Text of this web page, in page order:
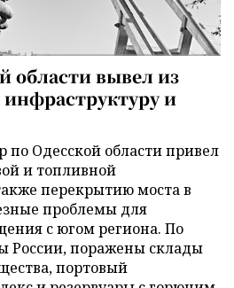
области вывел из
и
Одесской области привел
и топливной
перекрытию моста в
проблемы для
с югом региона. По
поражены склады
портовый